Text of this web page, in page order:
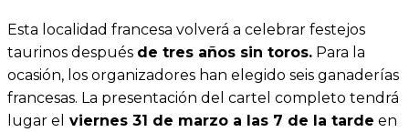
Esta localidad francesa volverá a celebrar festejos
taurinos después de tres años sin toros. Para la
ocasión, los organizadores han elegido seis ganaderías
francesas. La presentación del cartel completo tendrá
lugar el viernes 31 de marzo a las 7 de la tarde en